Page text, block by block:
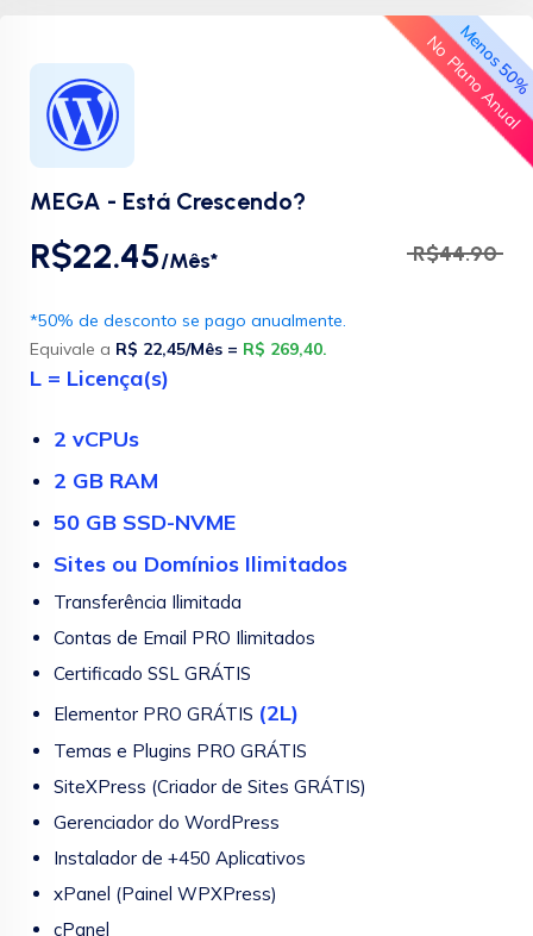
Menos
No Plano Anual
MEGA - Está Crescendo?
R$22.45/Mês* R$44.90
*50% de desconto se pago anualmente.
Equivale a R$ 22,45/Mês = R$ 269,40.
L = Licença(s)
2 vCPUs
2 GB RAM
50 GB SSD-NVME
Sites ou Domínios Ilimitados
Transferência Ilimitada
Contas de Email PRO Ilimitados
Certificado SSL GRÁTIS
Elementor PRO GRÁTIS (2L)
Temas e Plugins PRO GRÁTIS
SiteXPress (Criador de Sites GRÁTIS)
Gerenciador do WordPress
Instalador de +450 Aplicativos
xPanel (Painel WPXPress)
cPanel